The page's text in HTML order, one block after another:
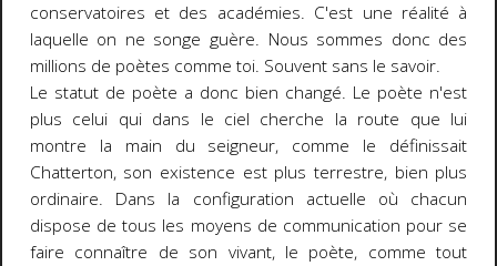
conservatoires et des académies. C'est une réalité à
laquelle on ne songe guère. Nous sommes donc des
millions de poètes comme toi. Souvent sans le savoir.
Le statut de poète a donc bien changé. Le poète n'est
plus celui qui dans le ciel cherche la route que lui
montre la main du seigneur, comme le définissait
Chatterton, son existence est plus terrestre, bien plus
ordinaire. Dans la configuration actuelle où chacun
dispose de tous les moyens de communication pour se
faire connaître de son vivant, le poète, comme tout